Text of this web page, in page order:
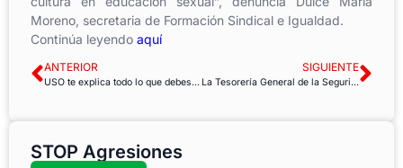
Moreno, secretaria de Formación Sindical e Igualdad.
Continúa leyendo aquí
ANTERIOR
USO te explica todo lo que debes saber de la prórroga de los ERTE hasta septiembre
SIGUIENTE
La Tesorería General de la Seguridad Social acaba con la atención presencial
STOP Agresiones